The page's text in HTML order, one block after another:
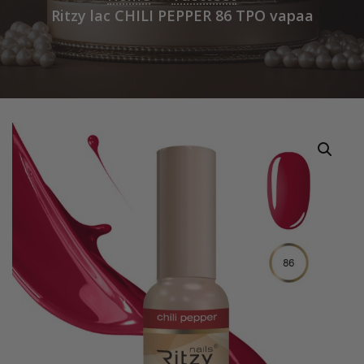
Ritzy lac CHILI PEPPER 86 TPO vapaa